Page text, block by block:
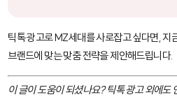
틱톡 광고로 MZ세대를 사로잡고 싶다면, 지
브랜드에 맞는 맞춤 전략을 제안해드립니다.
이 글이 도움이 되셨나요? 틱톡 광고 외에도